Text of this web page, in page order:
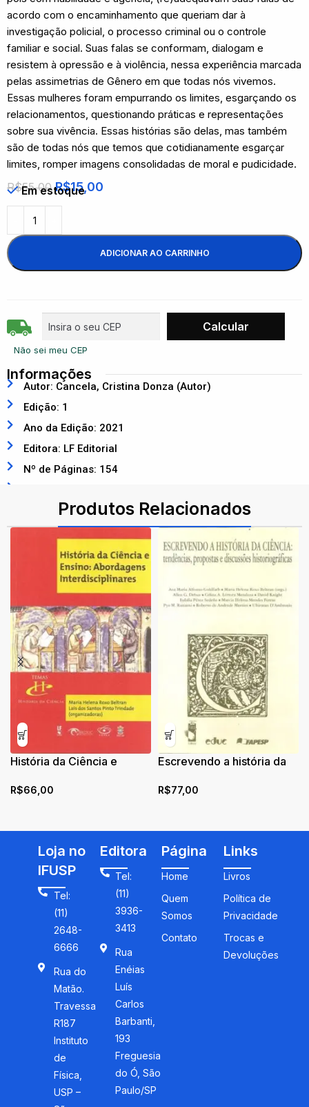
acordo com o encaminhamento que queriam dar à
investigação policial, o processo criminal ou o controle
familiar e social. Suas falas se conformam, dialogam e
resistem à opressão e à violência, nessa experiência marcada
pelas assimetrias de Gênero em que todas nós vivemos.
Essas mulheres foram empurrando os limites, esgarçando os
relacionamentos, questionando práticas e representações
sobre sua vivência. Essas histórias são delas, mas também
são de todas nós que temos que cotidianamente esgarçar
limites, romper imagens consolidadas de moral e pudicidade.
R$55,00 R$15,00
Em estoque
ADICIONAR AO CARRINHO
Não sei meu CEP
Informações
Autor: Cancela, Cristina Donza (Autor)
Edição: 1
Ano da Edição: 2021
Editora: LF Editorial
Nº de Páginas: 154
Produtos Relacionados
História da Ciência e
Interdisciplinares
R$66,00
Escrevendo a história da
R$77,00
Loja no
IFUSP
Tel:
(11)
2648-
6666
Rua do
Matão.
Travessa
R187
Instituto
de
Física,
USP –
Editora
Tel:
(11)
3936-
3413
Rua
Enéias
Luís
Carlos
Barbanti,
193
Freguesia
do Ó, São
Paulo/SP
Página
Home
Quem
Somos
Contato
Links
Livros
Política de
Privacidade
Trocas e
Devoluções